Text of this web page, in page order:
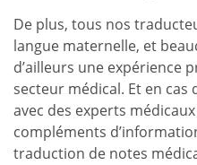
De plus, tous nos
langue maternelle, et
d’ailleurs une expérience
secteur médical. Et en
avec des experts
compléments
traduction de notes